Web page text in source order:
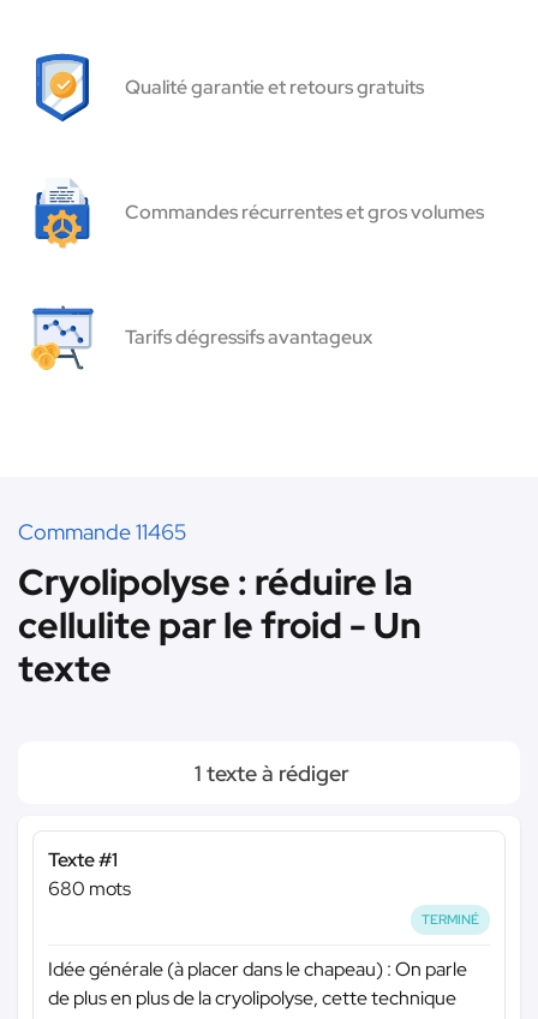
Qualité garantie et retours gratuits
Commandes récurrentes et gros volumes
Tarifs dégressifs avantageux
Commande 11465
Cryolipolyse : réduire la
cellulite par le froid - Un
texte
1 texte à rédiger
Texte #1
680 mots
TERMINÉ
Idée générale (à placer dans le chapeau) : On parle
de plus en plus de la cryolipolyse, cette technique